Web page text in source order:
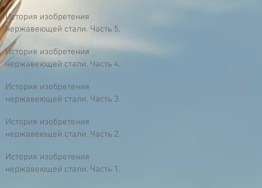
История изобретения
нержавеющей стали. Часть 5,
заключительная.
Анастасия Гуридова
26 мар. 2018 г.
4 мин. чтения
История изобретения
нержавеющей стали. Часть 4.
23 мар. 2018 г.
2 мин. чтения
История изобретения
нержавеющей стали. Часть 3.
21 мар. 2018 г.
2 мин. чтения
История изобретения
нержавеющей стали. Часть 2.
19 мар. 2018 г.
4 мин. чтения
История изобретения
нержавеющей стали. Часть 1.